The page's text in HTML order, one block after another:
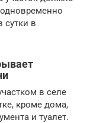
сутки в
в селе
кроме дома,
и туалет.